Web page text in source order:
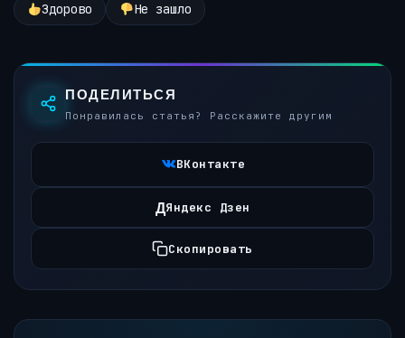
Здорово Не зашло
ПОДЕЛИТЬСЯ
Понравилась статья? Расскажите другим
ВКонтакте
ДЯндекс Дзен
Скопировать